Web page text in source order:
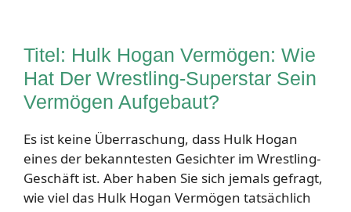
Titel: Hulk Hogan Vermögen: Wie
Hat Der Wrestling-Superstar Sein
Vermögen Aufgebaut?
Es ist keine Überraschung, dass Hulk Hogan
eines der bekanntesten Gesichter im Wrestling-
Geschäft ist. Aber haben Sie sich jemals gefragt,
wie viel das Hulk Hogan Vermögen tatsächlich